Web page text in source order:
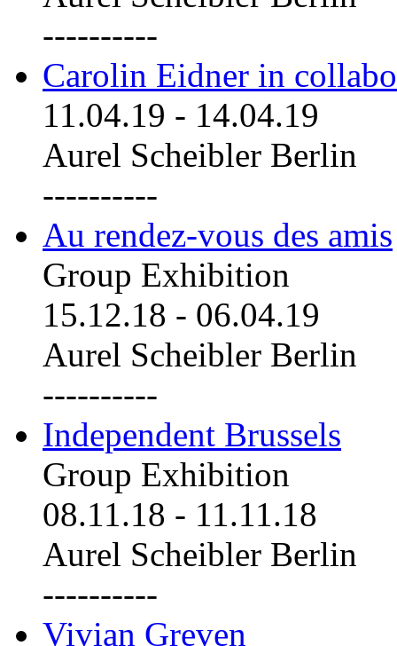
----------
Carolin Eidner in
11.04.19 - 14.04.19
Aurel Scheibler Berlin
----------
Au rendez-vous des amis
Group Exhibition
15.12.18 - 06.04.19
Aurel Scheibler Berlin
----------
Independent Brussels
Group Exhibition
08.11.18 - 11.11.18
Aurel Scheibler Berlin
----------
Vivian Greven